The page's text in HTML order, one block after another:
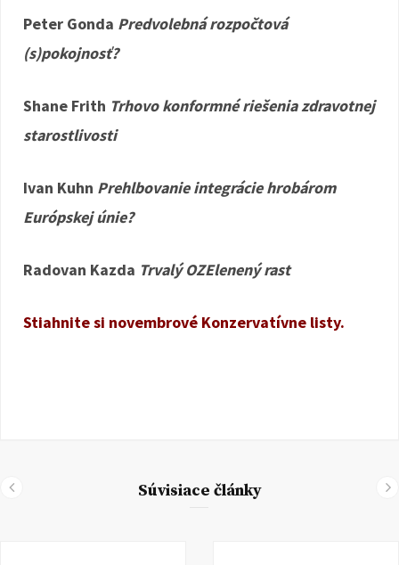
Peter Gonda Predvolebná rozpočtová
(s)pokojnosť?
Shane Frith Trhovo konformné riešenia zdravotnej
starostlivosti
Ivan Kuhn Prehlbovanie integrácie hrobárom
Európskej únie?
Radovan Kazda Trvalý OZElenený rast
Stiahnite si novembrové Konzervatívne listy.
Súvisiace články